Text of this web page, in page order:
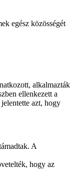
egész közösségét
alkalmazták
ellenkezett a
azt, hogy
A
hogy az